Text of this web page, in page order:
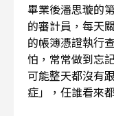
畢業後潘思璇的
的審計員，每天
的帳簿憑證執行
怕，常常做到忘
可能整天都沒有
症」，任誰看來